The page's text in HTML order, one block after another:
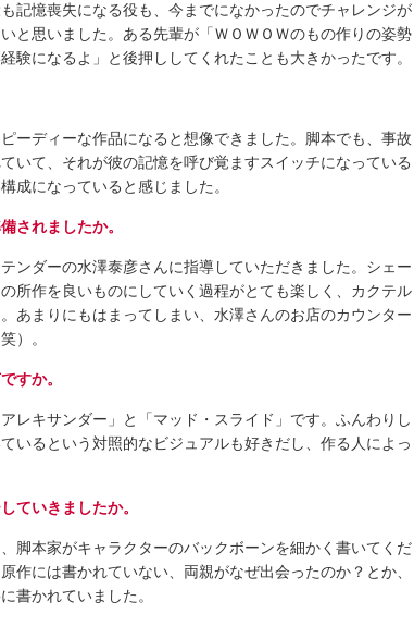
記憶喪失になる役も、今までになかったのでチャレンジが
と思いました。ある先輩が「ＷＯＷＯＷのもの作りの姿勢
験になるよ」と後押ししてくれたことも大きかったです。
ディーな作品になると想像できました。脚本でも、事故
いて、それが彼の記憶を呼び覚ますスイッチになっている
成になっていると感じました。
されましたか。
ダーの水澤泰彦さんに指導していただきました。シェー
所作を良いものにしていく過程がとても楽しく、カクテル
あまりにもはまってしまい、水澤さんのお店のカウンター
）。
すか。
キサンダー」と「マッド・スライド」です。ふんわりし
いるという対照的なビジュアルも好きだし、作る人によっ
ていきましたか。
本家がキャラクターのバックボーンを細かく書いてくだ
作には書かれていない、両親がなぜ出会ったのか？とか、
書かれていました。